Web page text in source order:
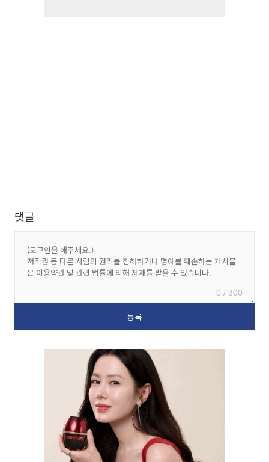
댓글
0 / 300